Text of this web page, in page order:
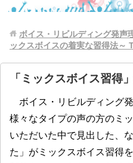
ボイス・リビルディング発声
ックスボイスの着実な習得法～
「ミックスボイス習得
ボイス・リビルディング
様々なタイプの声の方のミ
いただいた中で見出した、
た」がミックスボイス習得